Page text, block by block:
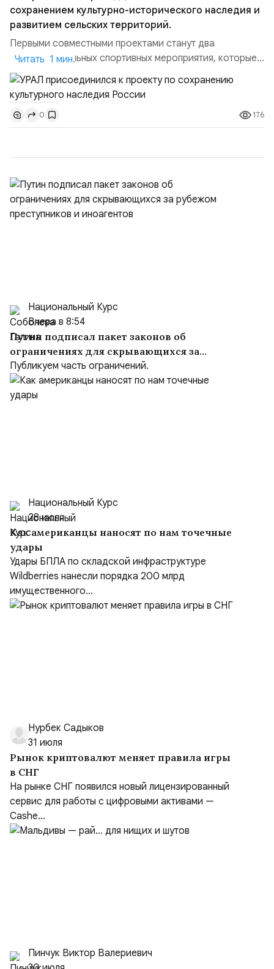
сохранением культурно-исторического наследия и
развитием сельских территорий.
Первыми совместными проектами станут два
благотворительных спортивных мероприятия, которые
пройдут в августе в Ивановской области и объединят
жителей региона, волонтеров и участников со всей
страны. Для УРАЛ это продолжение философии
бренда, основанной на развитии российского
производства и продвижении русского звука.
Читать 1 мин.
0 176
Национальный Курс
Вчера в 8:54
Путин подписал пакет законов об
ограничениях для скрывающихся за
рубежом преступников и иноагентов
Публикуем часть ограничений.
Национальный Курс
28 июля
Как американцы наносят по нам точечные
удары
Удары БПЛА по складской инфраструктуре
Wildberries нанесли порядка 200 млрд
имущественного...
Нурбек Садыков
31 июля
Рынок криптовалют меняет правила игры
в СНГ
На рынке СНГ появился новый лицензированный
сервис для работы с цифровыми активами —
Cashe...
Пинчук Виктор Валериевич